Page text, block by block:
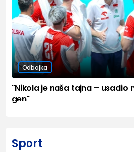
Odbojka
"Nikola je naša tajna – usadio
gen"
Sport